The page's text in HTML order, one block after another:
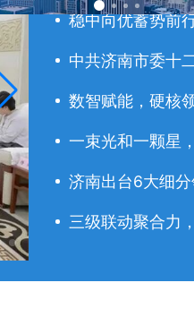
稳中向优蓄势前
中共济南市委十
数智赋能，硬核
一束光和一颗星
济南出台6大细
三级联动聚合力